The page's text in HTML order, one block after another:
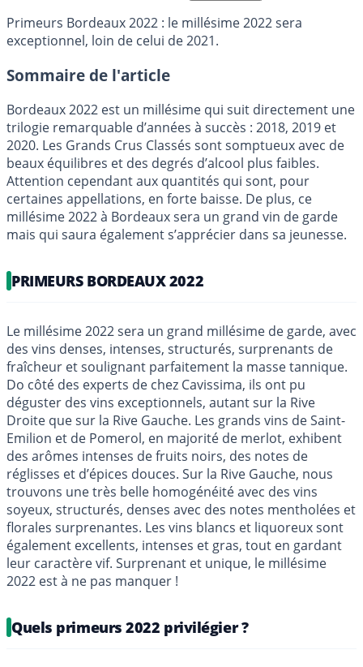
Primeurs Bordeaux 2022 : le millésime 2022 sera
exceptionnel, loin de celui de 2021.
Sommaire de l'article
Bordeaux 2022 est un millésime qui suit directement une
trilogie remarquable d’années à succès : 2018, 2019 et
2020. Les Grands Crus Classés sont somptueux avec de
beaux équilibres et des degrés d’alcool plus faibles.
Attention cependant aux quantités qui sont, pour
certaines appellations, en forte baisse. De plus, ce
millésime 2022 à Bordeaux sera un grand vin de garde
mais qui saura également s’apprécier dans sa jeunesse.
PRIMEURS BORDEAUX 2022
Le millésime 2022 sera un grand millésime de garde, avec
des vins denses, intenses, structurés, surprenants de
fraîcheur et soulignant parfaitement la masse tannique.
Do côté des experts de chez Cavissima, ils ont pu
déguster des vins exceptionnels, autant sur la Rive
Droite que sur la Rive Gauche. Les grands vins de Saint-
Emilion et de Pomerol, en majorité de merlot, exhibent
des arômes intenses de fruits noirs, des notes de
réglisses et d’épices douces. Sur la Rive Gauche, nous
trouvons une très belle homogénéité avec des vins
soyeux, structurés, denses avec des notes mentholées et
florales surprenantes. Les vins blancs et liquoreux sont
également excellents, intenses et gras, tout en gardant
leur caractère vif. Surprenant et unique, le millésime
2022 est à ne pas manquer !
Quels primeurs 2022 privilégier ?